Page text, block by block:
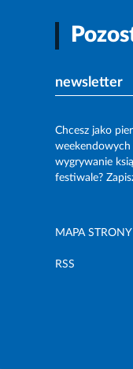
newsletter
Chcesz jako
weekendowych
wygrywanie
festiwale?
MAPA STRONY
RSS